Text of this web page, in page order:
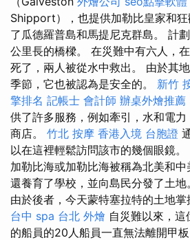
Shipport），也提供加勒比皇家和
了瓜德羅普島和馬提尼克群島。 計
公里長的橋樑。 在災難中有六人，
死了，兩人被從水中救出。 由於其
季節，它也被認為是安全的。 新竹
擎排名 記帳士 會計師 辦桌外燴推薦
供了許多服務，例如牽引，水和電
商店。 竹北 按摩 香港入境 台胞證
以在這裡輕鬆訪問該市的幾個眼鏡。
加勒比海或加勒比海被稱為北美和
還養育了學校，並向島民分發了土地
由於後者，今天蒙特塞拉特的土地掌
台中 spa 台北 外燴 自災難以來，
的船員的20人船員一直無法離開甲板